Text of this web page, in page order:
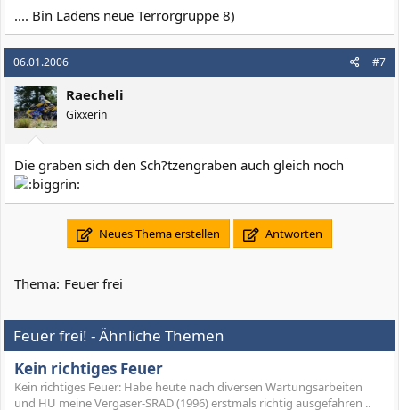
.... Bin Ladens neue Terrorgruppe 8)
06.01.2006 #7
Raecheli
Gixxerin
Die graben sich den Sch?tzengraben auch gleich noch
Neues Thema erstellen Antworten
Thema: Feuer frei
Feuer frei! - Ähnliche Themen
Kein richtiges Feuer
Kein richtiges Feuer: Habe heute nach diversen Wartungsarbeiten
und HU meine Vergaser-SRAD (1996) erstmals richtig ausgefahren ..